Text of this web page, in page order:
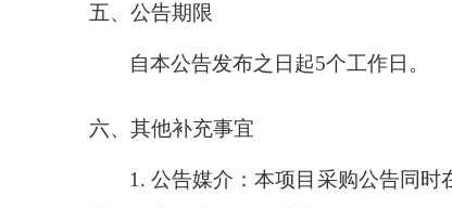
五、公告期限
自本公告发布之日起5个工作日。
六、其他补充事宜
1.公告媒介：本项目采购公告同时